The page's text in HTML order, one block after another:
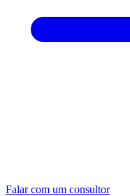
Falar com um consultor